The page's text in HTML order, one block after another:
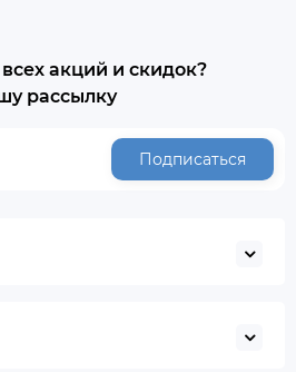
акций и скидок?
рассылку
Подписаться